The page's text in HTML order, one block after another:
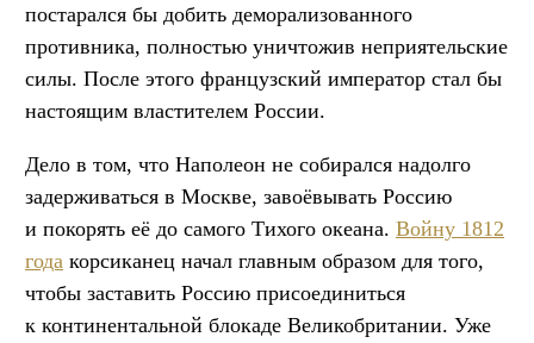
постарался бы добить деморализованного
противника, полностью уничтожив неприятельские
силы. После этого французский император стал бы
настоящим властителем России.
Дело в том, что Наполеон не собирался надолго
задерживаться в Москве, завоёвывать Россию
и покорять её до самого Тихого океана. Войну 1812
года корсиканец начал главным образом для того,
чтобы заставить Россию присоединиться
к континентальной блокаде Великобритании. Уже